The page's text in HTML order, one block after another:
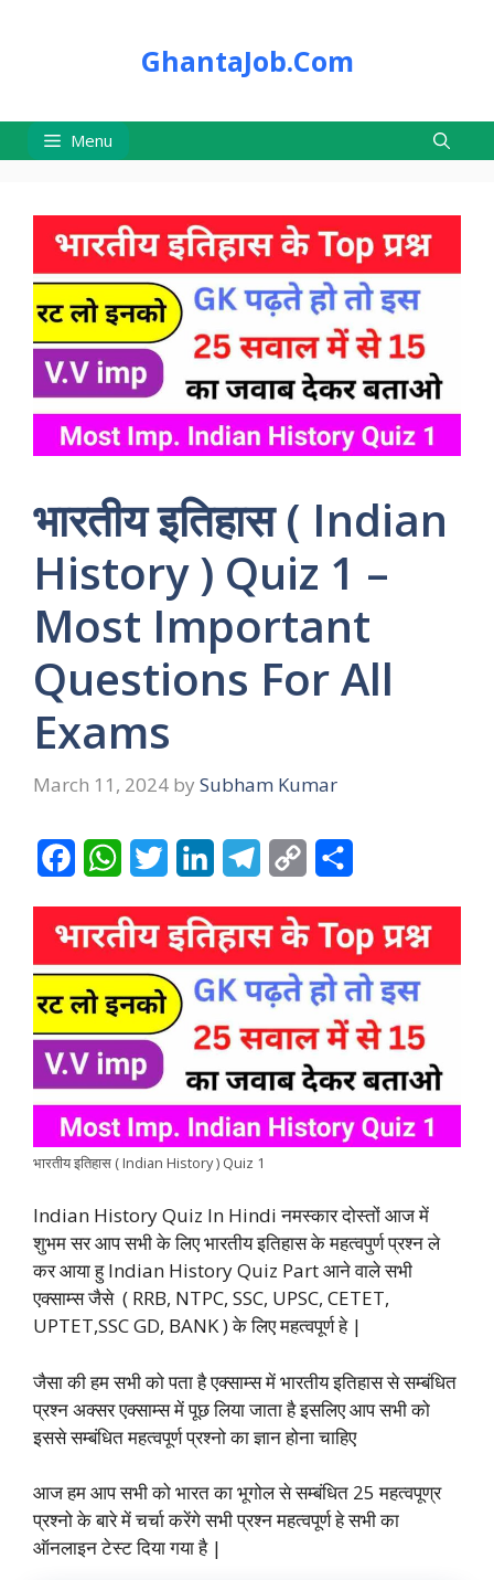
GhantaJob.Com
Menu
भारतीय इतिहास ( Indian
History ) Quiz 1 –
Most Important
Questions For All
Exams
March 11, 2024 by Subham Kumar
c
e
b
o
o
k
W
a
t
s
A
p
p
i
t
t
n
k
e
d
I
n
l
e
g
r
a
m
p
y
L
i
n
k
a
r
e
भारतीय इतिहास ( Indian History ) Quiz 1
Indian History Quiz In Hindi नमस्कार दोस्तों आज में
शुभम सर आप सभी के लिए भारतीय इतिहास के महत्वपुर्ण प्रश्न ले
कर आया हु Indian History Quiz Part आने वाले सभी
एक्साम्स जैसे ( RRB, NTPC, SSC, UPSC, CETET,
UPTET,SSC GD, BANK ) के लिए महत्वपूर्ण हे |
जैसा की हम सभी को पता है एक्साम्स में भारतीय इतिहास से सम्बंधित
प्रश्न अक्सर एक्साम्स में पूछ लिया जाता है इसलिए आप सभी को
इससे सम्बंधित महत्वपूर्ण प्रश्नो का ज्ञान होना चाहिए
आज हम आप सभी को भारत का भूगोल से सम्बंधित 25 महत्वपूण्र
प्रश्नो के बारे में चर्चा करेंगे सभी प्रश्न महत्वपूर्ण हे सभी का
ऑनलाइन टेस्ट दिया गया है |